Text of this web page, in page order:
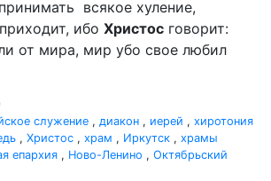
всякое хуление,
ибо Христос говорит:
от мира, мир убо свое любил
служение , диакон , иерей , хиротония
, Христос , храм , Иркутск , храмы
епархия , Ново-Ленино , Октябрьский